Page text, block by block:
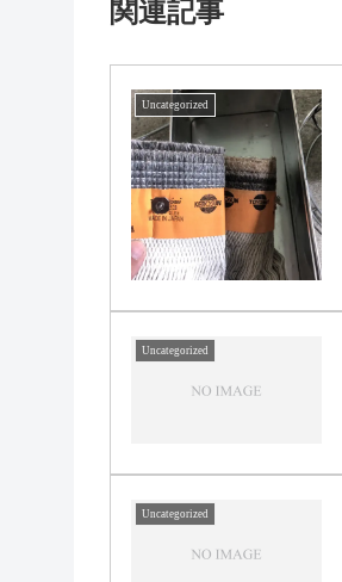
関連記事
Uncategorized
Uncategorized
Uncategorized